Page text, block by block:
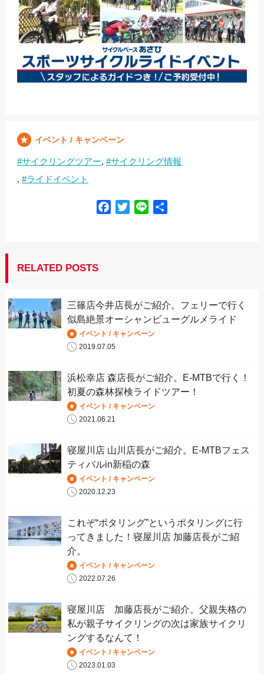
イベント / キャンペーン
サイクリングツアー
サイクリング情報
ライドイベント
k
RELATED POSTS
三篠店今井店長がご紹介。フェリーで行く
似島絶景オーシャンビューグルメライド
イベント / キャンペーン
2019.07.05
浜松幸店 森店長がご紹介。E-MTBで行く！
初夏の森林探検ライドツアー！
イベント / キャンペーン
2021.06.21
寝屋川店 山川店長がご紹介。E-MTBフェス
ティバルin新稲の森
イベント / キャンペーン
2020.12.23
これぞ“ポタリング”というポタリングに行
ってきました！寝屋川店 加藤店長がご紹
介。
イベント / キャンペーン
2022.07.26
寝屋川店 加藤店長がご紹介。父親失格の
私が親子サイクリングの次は家族サイクリ
ングするなんて！
イベント / キャンペーン
2023.01.03